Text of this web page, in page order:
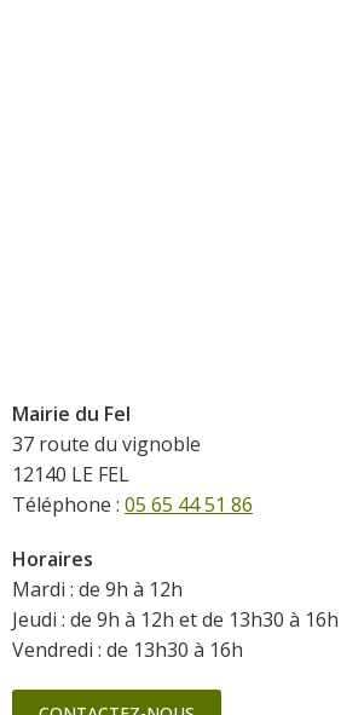
Mairie du Fel
37 route du vignoble
12140 LE FEL
Téléphone : 05 65 44 51 86
Horaires
Mardi : de 9h à 12h
Jeudi : de 9h à 12h et de 13h30 à 16h
Vendredi : de 13h30 à 16h